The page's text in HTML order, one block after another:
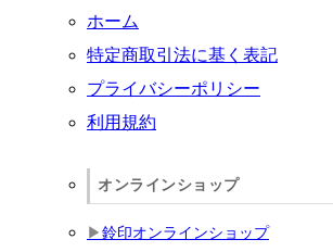
ホーム
特定商取引法に基く表記
プライバシーポリシー
利用規約
オンラインショップ
鈴印オンラインショップ